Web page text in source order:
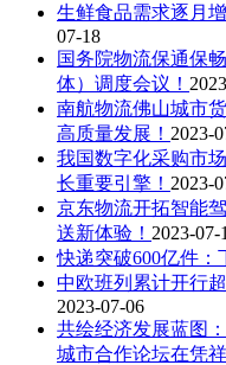
生鲜食品需求逐月
07-18
国务院物流保通保
体）调度会议！
南航物流佛山城市
高质量发展！ 2023-
我国数字化采购市
长重要引擎！ 2023-
京东物流开拓智能
送新体验！ 2023-07-
快递突破600亿件：
中欧班列累计开行
2023-07-06
共绘经济发展蓝图
城市合作论坛在凭祥